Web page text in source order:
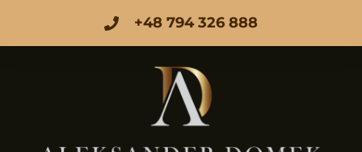
+48 794 326 888